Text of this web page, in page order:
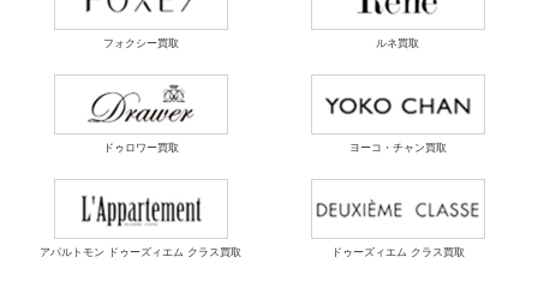
フォクシー買取 ルネ買取
ドゥロワー買取 ヨーコ・チャン買取
アパルトモン ドゥーズィエム クラス買取 ドゥーズィエム クラス買取